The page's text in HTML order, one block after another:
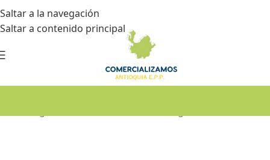
Saltar a la navegación
Saltar a contenido principal